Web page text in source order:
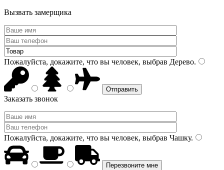
Вызвать замерщика
Пожалуйста, докажите, что вы человек, выбрав Дерево.
Заказать звонок
Пожалуйста, докажите, что вы человек, выбрав Чашку.